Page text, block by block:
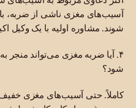
آسیب‌های مغزی ناشی از ضربه،
شوند. مشاوره اولیه با یک وکیل
۴. آیا ضربه مغزی می‌تواند
شود؟
کاملاً. حتی آسیب‌های مغزی خفیف